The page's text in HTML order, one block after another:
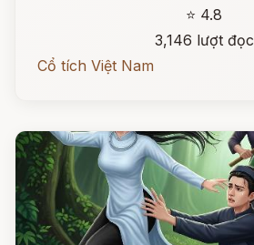
⭐ 4.8
3,146 lượt đọc
Cổ tích Việt Nam